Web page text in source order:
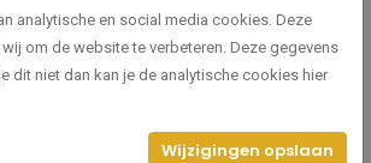
282260
analytische en social media cookies. Deze
om de website te verbeteren. Deze gegevens
dit niet dan kan je de analytische cookies hier
Wijzigingen opslaan